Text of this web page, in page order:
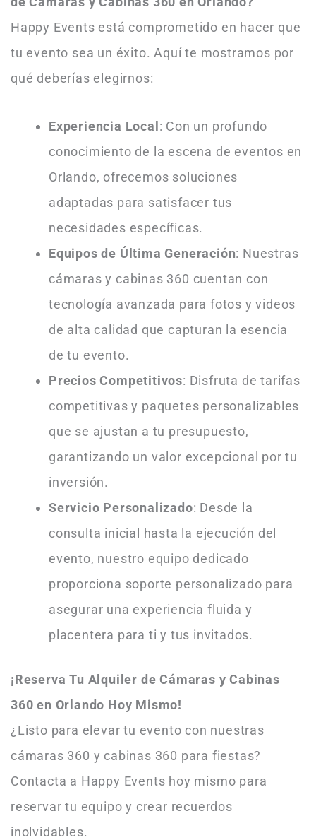
Happy Events está comprometido en hacer que
tu evento sea un éxito. Aquí te mostramos por
qué deberías elegirnos:
Experiencia Local : Con un profundo
conocimiento de la escena de eventos en
Orlando, ofrecemos soluciones
adaptadas para satisfacer tus
necesidades específicas.
Equipos de Última Generación: Nuestras
cámaras y cabinas 360 cuentan con
tecnología avanzada para fotos y videos
de alta calidad que capturan la esencia
de tu evento.
Precios Competitivos: Disfruta de tarifas
competitivas y paquetes personalizables
que se ajustan a tu presupuesto,
garantizando un valor excepcional por tu
inversión.
Servicio Personalizado: Desde la
consulta inicial hasta la ejecución del
evento, nuestro equipo dedicado
proporciona soporte personalizado para
asegurar una experiencia fluida y
placentera para ti y tus invitados.
¡Reserva Tu Alquiler de Cámaras y Cabinas
360 en Orlando Hoy Mismo!
¿Listo para elevar tu evento con nuestras
cámaras 360 y cabinas 360 para fiestas?
Contacta a Happy Events hoy mismo para
reservar tu equipo y crear recuerdos
inolvidables.